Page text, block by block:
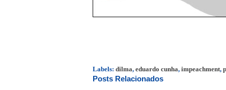
Labels: dilma, eduardo cunha, impeachment,
Posts Relacionados